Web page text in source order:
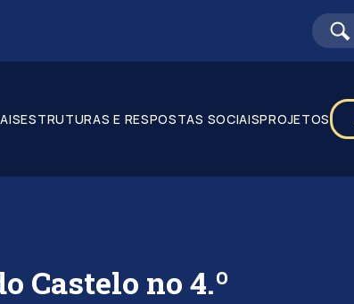
ESTRUTURAS E RESPOSTAS SOCIAISPROJETOS
Castelo no 4.º